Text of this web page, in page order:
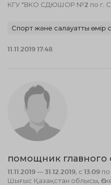
КГУ "ВКО СДЮШОР №2 по г.
Спорт және салауатты өмір
11.11.2019 17:48
помощник главного
11.11.2019 — 31.12.2019, с 13:09
Шығыс Қазақстан облысы,